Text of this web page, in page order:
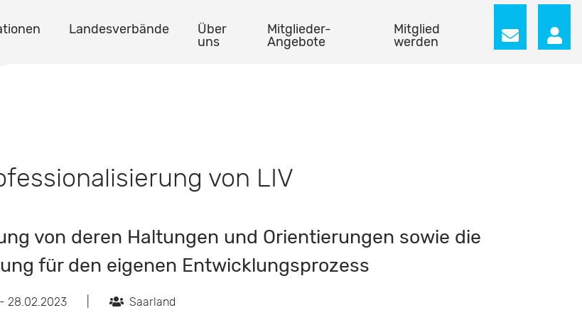
Landesverbände
Über
uns
Mitglieder-
Angebote
Mitglied
werden
von LIV
von deren Haltungen und Orientierungen sowie die
für den eigenen Entwicklungsprozess
28.02.2023 Saarland